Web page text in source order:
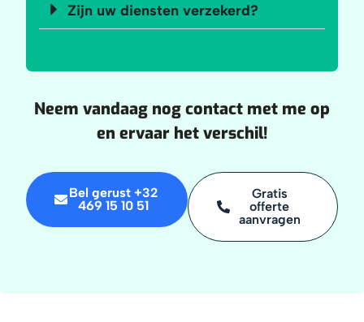
Zijn uw diensten verzekerd?
Neem vandaag nog contact met me op
en ervaar het verschil!
Bel gerust +32
469 15 10 51
Gratis
offerte
aanvragen